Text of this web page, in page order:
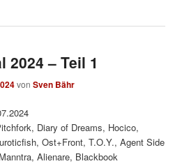
2024 – Teil 1
vonSven Bähr
Diary of Dreams, Hocico,
Ost+Front, T.O.Y., Agent Side
Alienare, Blackbook